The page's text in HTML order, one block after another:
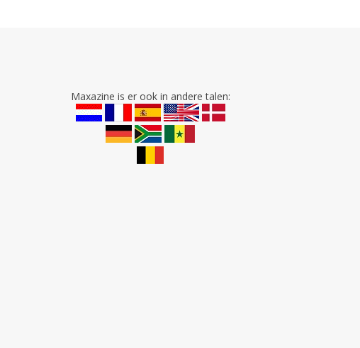
Maxazine is er ook in andere talen: